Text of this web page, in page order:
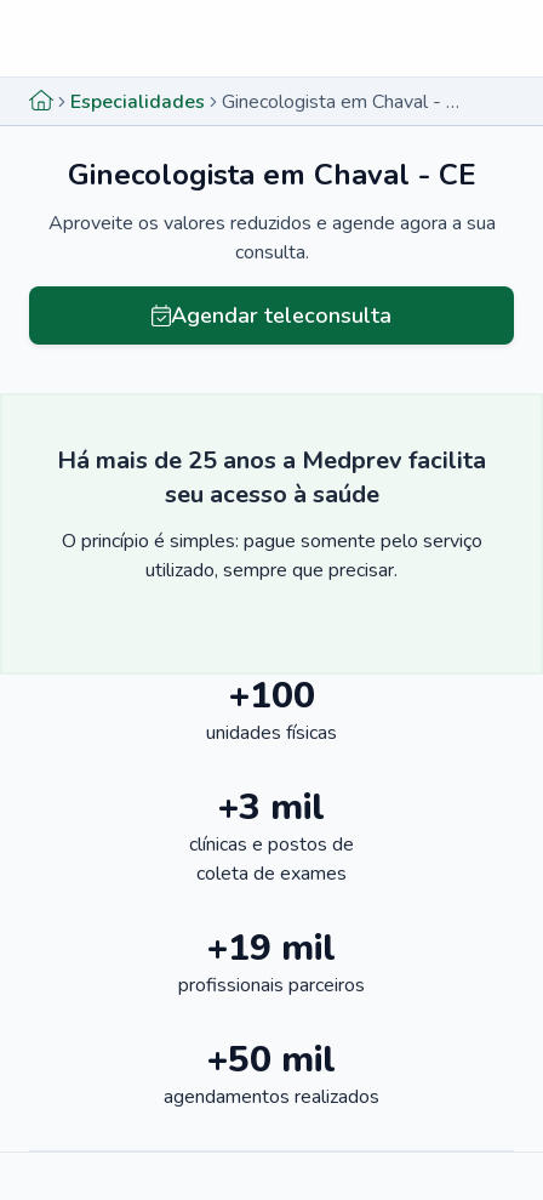
Especialidades Ginecologista em Chaval - CE
Ginecologista em Chaval - CE
Aproveite os valores reduzidos e agende agora a sua
consulta.
Agendar teleconsulta
Há mais de 25 anos a Medprev facilita
seu acesso à saúde
O princípio é simples: pague somente pelo serviço
utilizado, sempre que precisar.
+100
unidades físicas
+3 mil
clínicas e postos de
coleta de exames
+19 mil
profissionais parceiros
+50 mil
agendamentos realizados